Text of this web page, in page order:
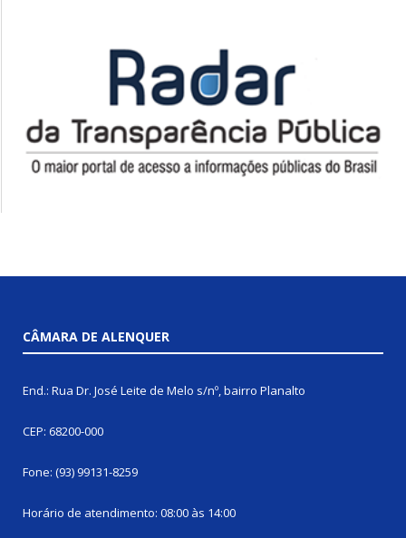
CÂMARA DE ALENQUER
End.: Rua Dr. José Leite de Melo s/nº, bairro Planalto
CEP: 68200-000
Fone: (93) 99131-8259
Horário de atendimento: 08:00 às 14:00